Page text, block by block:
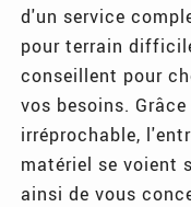
d'un service
pour terrain
conseillent pour
vos besoins.
irréprochable,
matériel se voient
ainsi de vous